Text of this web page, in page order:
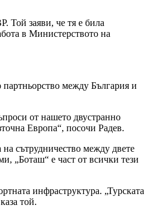
Той заяви, че тя е била
в Министерството на
партньорство между България и
от нашето двустранно
Европа“, посочи Радев.
сътрудничество между двете
„Боташ“ е част от всички тези
инфраструктура. „Турската
той.